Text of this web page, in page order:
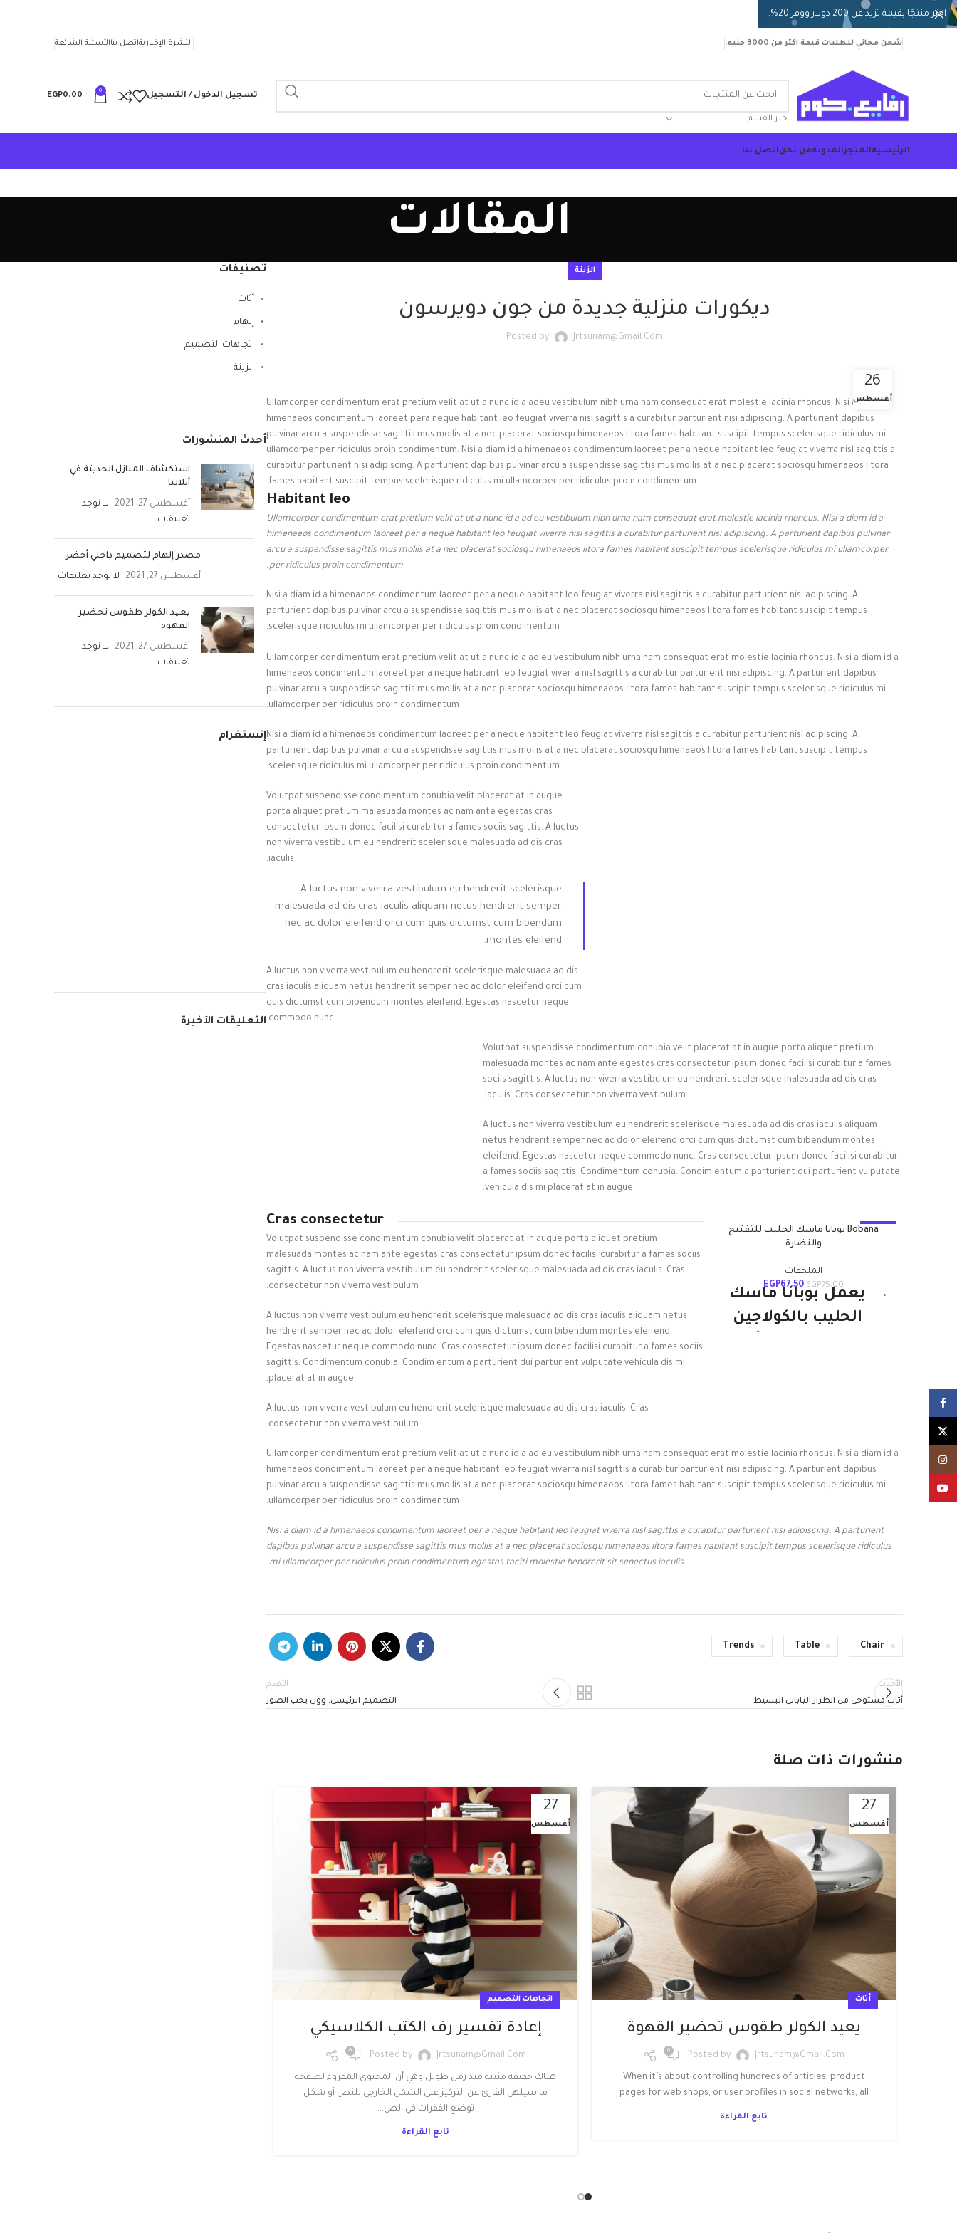
شحن مجاني للطلبات قيمة اكثر من 3000 جنيه. النشرة الإخباريةاتصل بناالأسئلة الشائعة
اختر القسم
تسجيل الدخول / التسجيل
0
EGP0.00
الرئيسيةالمتجرالمدونةمن نحناتصل بنا
المقالات
الزينة
ديكورات منزلية جديدة من جون دويرسون
Posted by Jrtsunam@gmail.com
26
أغسطس
Ullamcorper condimentum erat pretium velit at ut a nunc id a adeu vestibulum nibh urna nam consequat erat molestie lacinia rhoncus. Nisi a diamida
himenaeos condimentum laoreet pera neque habitant leo feugiat viverra nisl sagittis a curabitur parturient nisi adipiscing. A parturient dapibus
pulvinar arcu a suspendisse sagittis mus mollis at a nec placerat sociosqu himenaeos litora fames habitant suscipit tempus scelerisque ridiculus mi
ullamcorper per ridiculus proin condimentum. Nisi a diam id a himenaeos condimentum laoreet per a neque habitant leo feugiat viverra nisl sagittis a
curabitur parturient nisi adipiscing. A parturient dapibus pulvinar arcu a suspendisse sagittis mus mollis at a nec placerat sociosqu himenaeos litora
fames habitant suscipit tempus scelerisque ridiculus mi ullamcorper per ridiculus proin condimentum.
Habitant leo
Ullamcorper condimentum erat pretium velit at ut a nunc id a ad eu vestibulum nibh urna nam consequat erat molestie lacinia rhoncus. Nisi a diam id a
himenaeos condimentum laoreet per a neque habitant leo feugiat viverra nisl sagittis a curabitur parturient nisi adipiscing. A parturient dapibus pulvinar
arcu a suspendisse sagittis mus mollis at a nec placerat sociosqu himenaeos litora fames habitant suscipit tempus scelerisque ridiculus mi ullamcorper
per ridiculus proin condimentum.
Nisi a diam id a himenaeos condimentum laoreet per a neque habitant leo feugiat viverra nisl sagittis a curabitur parturient nisi adipiscing. A
parturient dapibus pulvinar arcu a suspendisse sagittis mus mollis at a nec placerat sociosqu himenaeos litora fames habitant suscipit tempus
scelerisque ridiculus mi ullamcorper per ridiculus proin condimentum.
Ullamcorper condimentum erat pretium velit at ut a nunc id a ad eu vestibulum nibh urna nam consequat erat molestie lacinia rhoncus. Nisi a diam id a
himenaeos condimentum laoreet per a neque habitant leo feugiat viverra nisl sagittis a curabitur parturient nisi adipiscing. A parturient dapibus
pulvinar arcu a suspendisse sagittis mus mollis at a nec placerat sociosqu himenaeos litora fames habitant suscipit tempus scelerisque ridiculus mi
ullamcorper per ridiculus proin condimentum.
Nisi a diam id a himenaeos condimentum laoreet per a neque habitant leo feugiat viverra nisl sagittis a curabitur parturient nisi adipiscing. A
parturient dapibus pulvinar arcu a suspendisse sagittis mus mollis at a nec placerat sociosqu himenaeos litora fames habitant suscipit tempus
scelerisque ridiculus mi ullamcorper per ridiculus proin condimentum.
Volutpat suspendisse condimentum conubia velit placerat at in augue
porta aliquet pretium malesuada montes ac nam ante egestas cras
consectetur ipsum donec facilisi curabitur a fames sociis sagittis. A luctus
non viverra vestibulum eu hendrerit scelerisque malesuada ad dis cras
iaculis.
A luctus non viverra vestibulum eu hendrerit scelerisque
malesuada ad dis cras iaculis aliquam netus hendrerit semper
nec ac dolor eleifend orci cum quis dictumst cum bibendum
montes eleifend.
A luctus non viverra vestibulum eu hendrerit scelerisque malesuada ad dis
cras iaculis aliquam netus hendrerit semper nec ac dolor eleifend orci cum
quis dictumst cum bibendum montes eleifend. Egestas nascetur neque
commodo nunc.
Volutpat suspendisse condimentum conubia velit placerat at in augue porta aliquet pretium
malesuada montes ac nam ante egestas cras consectetur ipsum donec facilisi curabitur a fames
sociis sagittis. A luctus non viverra vestibulum eu hendrerit scelerisque malesuada ad dis cras
iaculis. Cras consectetur non viverra vestibulum.
A luctus non viverra vestibulum eu hendrerit scelerisque malesuada ad dis cras iaculis aliquam
netus hendrerit semper nec ac dolor eleifend orci cum quis dictumst cum bibendum montes
eleifend. Egestas nascetur neque commodo nunc. Cras consectetur ipsum donec facilisi curabitur
a fames sociis sagittis. Condimentum conubia. Condim entum a parturient dui parturient vulputate
vehicula dis mi placerat at in augue.
-10%
Bobana بوبانا ماسك الحليب للتفتيح
والنضارة
الملحقات
EGP75.00
EGP67.50
يعمل بوبانا ماسك
الحليب بالكولاجين
نضارة البشرة وإعادة
مرونتها مما يحافظ
Cras consectetur
Volutpat suspendisse condimentum conubia velit placerat at in augue porta aliquet pretium
malesuada montes ac nam ante egestas cras consectetur ipsum donec facilisi curabitur a fames sociis
sagittis. A luctus non viverra vestibulum eu hendrerit scelerisque malesuada ad dis cras iaculis. Cras
consectetur non viverra vestibulum.
A luctus non viverra vestibulum eu hendrerit scelerisque malesuada ad dis cras iaculis aliquam netus
hendrerit semper nec ac dolor eleifend orci cum quis dictumst cum bibendum montes eleifend.
Egestas nascetur neque commodo nunc. Cras consectetur ipsum donec facilisi curabitur a fames sociis
sagittis. Condimentum conubia. Condim entum a parturient dui parturient vulputate vehicula dis mi
placerat at in augue.
A luctus non viverra vestibulum eu hendrerit scelerisque malesuada ad dis cras iaculis. Cras
consectetur non viverra vestibulum.
Ullamcorper condimentum erat pretium velit at ut a nunc id a ad eu vestibulum nibh urna nam consequat erat molestie lacinia rhoncus. Nisi a diam id a
himenaeos condimentum laoreet per a neque habitant leo feugiat viverra nisl sagittis a curabitur parturient nisi adipiscing. A parturient dapibus
pulvinar arcu a suspendisse sagittis mus mollis at a nec placerat sociosqu himenaeos litora fames habitant suscipit tempus scelerisque ridiculus mi
ullamcorper per ridiculus proin condimentum.
Nisi a diam id a himenaeos condimentum laoreet per a neque habitant leo feugiat viverra nisl sagittis a curabitur parturient nisi adipiscing. A parturient
dapibus pulvinar arcu a suspendisse sagittis mus mollis at a nec placerat sociosqu himenaeos litora fames habitant suscipit tempus scelerisque ridiculus
mi ullamcorper per ridiculus proin condimentum egestas taciti molestie hendrerit sit senectus iaculis.
Chair
Table
Trends
الأحدث
أثاث مستوحى من الطراز الياباني البسيط
الأقدم
التصميم الرئيسي: وول يحب الصور
منشورات ذات صلة
27
أغسطس
أثاث
يعيد الكولر طقوس تحضير القهوة
Posted by Jrtsunam@gmail.com
0
When it’s about controlling hundreds of articles, product
pages for web shops, or user profiles in social networks, all
تابع القراءة
27
أغسطس
اتجاهات التصميم
إعادة تفسير رف الكتب الكلاسيكي
Posted by Jrtsunam@gmail.com
0
هناك حقيقة مثبتة منذ زمن طويل وهي أن المحتوى المقروء لصفحة
ما سيلهي القارئ عن التركيز على الشكل الخارجي للنص أو شكل
توضع الفقرات في الص...
تابع القراءة
تصنيفات
أثاث
إلهام
اتجاهات التصميم
الزينة
أحدث المنشورات
استكشاف المنازل الحديثة في
أتلانتا
أغسطس 27, 2021
لا توجد
تعليقات
مصدر إلهام لتصميم داخلي أخضر
أغسطس 27, 2021 لا توجد تعليقات
يعيد الكولر طقوس تحضير
القهوة
أغسطس 27, 2021
لا توجد
تعليقات
إنستغرام
التعليقات الأخيرة
اختر منتجًا بقيمة تزيد عن 200 دولار ووفر 20%.